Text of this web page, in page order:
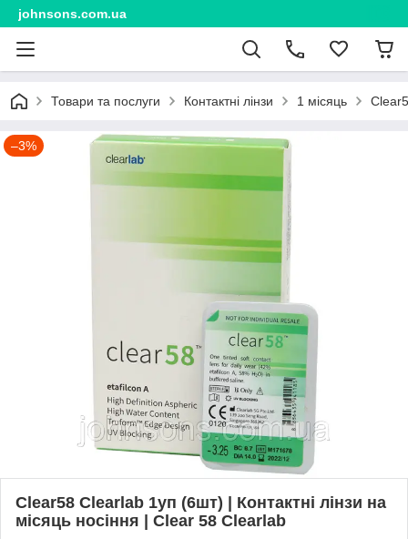
johnsons.com.ua
Товари та послуги Контактні лінзи 1 місяць
–3%
Clear58 Clearlab 1уп (6шт) | Контактні лінзи на
місяць носіння | Clear 58 Clearlab